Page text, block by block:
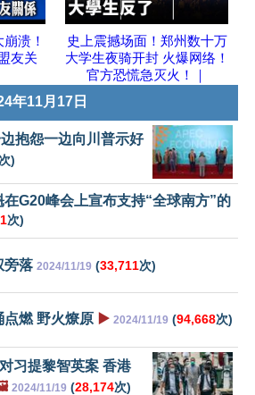
溃！
友关
史上震撼场面！郑州数十万
大学生夜骑开封 火爆网络！
官方恐慌急灭火！｜
年11月17日
抱怨一边向川普示好
)
G20峰会上宣布支持“全球南方”的
次)
旁落 2024/11/19 (33,711次)
点燃 野火燎原 ▶️ 2024/11/19 (94,668次)
习提黎智英案 香港
2024/11/19 (28,174次)